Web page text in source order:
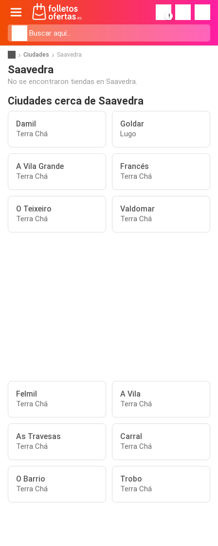
!
Ciudades Saavedra
Saavedra
No se encontraron tiendas en Saavedra.
Ciudades cerca de Saavedra
Damil
Terra Chá
Goldar
Lugo
A Vila Grande
Terra Chá
Francés
Terra Chá
O Teixeiro
Terra Chá
Valdomar
Terra Chá
Felmil
Terra Chá
A Vila
Terra Chá
As Travesas
Terra Chá
Carral
Terra Chá
O Barrio
Terra Chá
Trobo
Terra Chá